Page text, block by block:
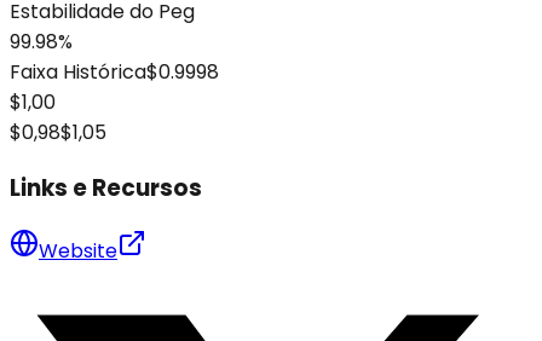
Estabilidade do Peg
99.98%
Faixa Histórica$0.9998
$1,00
$0,98$1,05
Links e Recursos
Website